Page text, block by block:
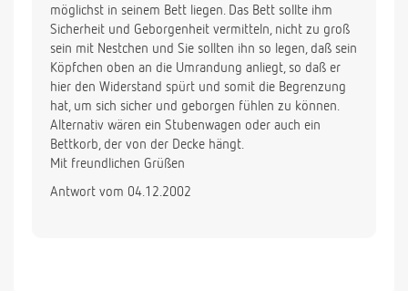
möglichst in seinem Bett liegen. Das Bett sollte ihm
Sicherheit und Geborgenheit vermitteln, nicht zu groß
sein mit Nestchen und Sie sollten ihn so legen, daß sein
Köpfchen oben an die Umrandung anliegt, so daß er
hier den Widerstand spürt und somit die Begrenzung
hat, um sich sicher und geborgen fühlen zu können.
Alternativ wären ein Stubenwagen oder auch ein
Bettkorb, der von der Decke hängt.
Mit freundlichen Grüßen
Antwort vom 04.12.2002